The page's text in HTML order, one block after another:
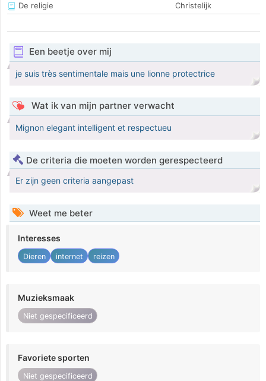
De religie
Christelijk
Een beetje over mij
je suis très sentimentale mais une lionne protectrice
Wat ik van mijn partner verwacht
Mignon elegant intelligent et respectueu
De criteria die moeten worden gerespecteerd
Er zijn geen criteria aangepast
Weet me beter
Interesses
Dieren internet reizen
Muzieksmaak
Niet gespecificeerd
Favoriete sporten
Niet gespecificeerd